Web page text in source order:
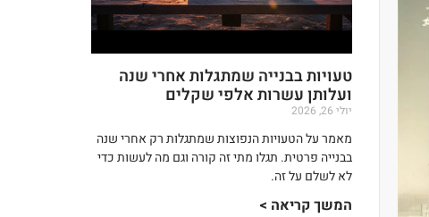
טעויות בבנייה שמתגלות אחרי שנה
ועלותן עשרות אלפי שקלים
יולי 26, 2026
מאמר על הטעויות הנפוצות שמתגלות רק אחרי שנה
בבנייה פרטית. תגלו מתי זה קורה וגם מה לעשות כדי
לא לשלם על זה.
המשך קריאה >